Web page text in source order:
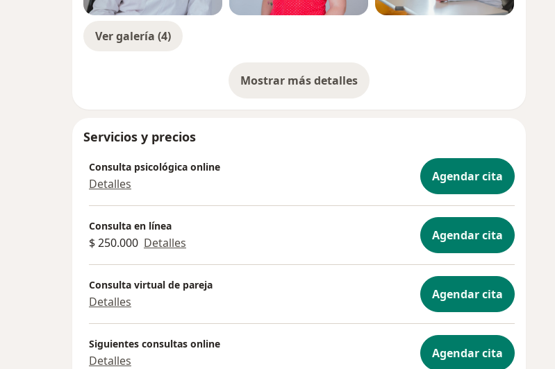
Ver galería (4)
Mostrar más detalles
sobre la experiencia
Servicios y precios
Consulta psicológica online
Detalles Agendar cita
Consulta en línea
$ 250.000 Detalles Agendar cita
Consulta virtual de pareja
Detalles Agendar cita
Siguientes consultas online
Detalles Agendar cita